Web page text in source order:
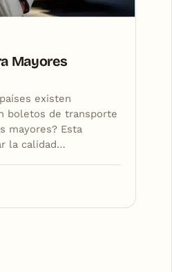
Mayores
existen
boletos de transporte
mayores? Esta
la calidad…